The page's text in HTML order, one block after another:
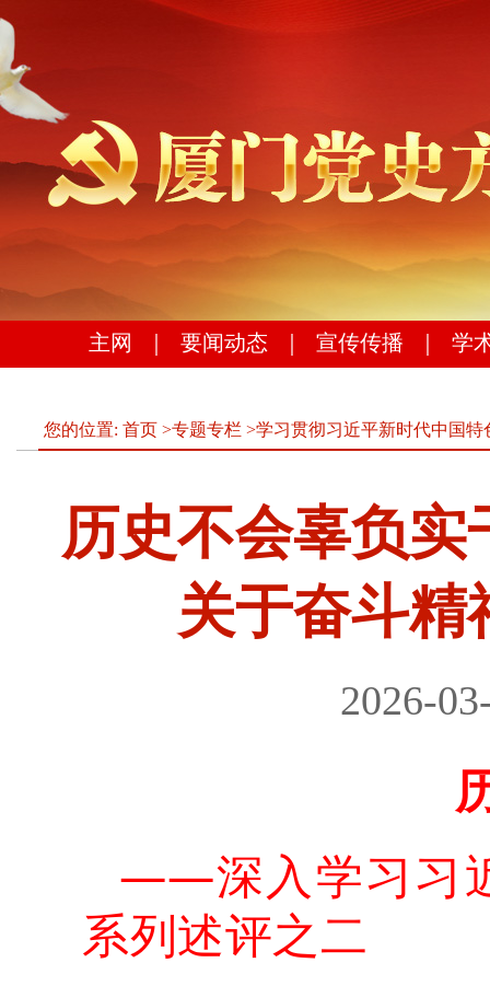
主网 要闻动态 宣传传播 学
您的位置: 首页 >专题专栏 >学习贯彻习近平新时代中国
历史不会辜负
关于奋斗精
2026-
——深入学习习
系列述评之二